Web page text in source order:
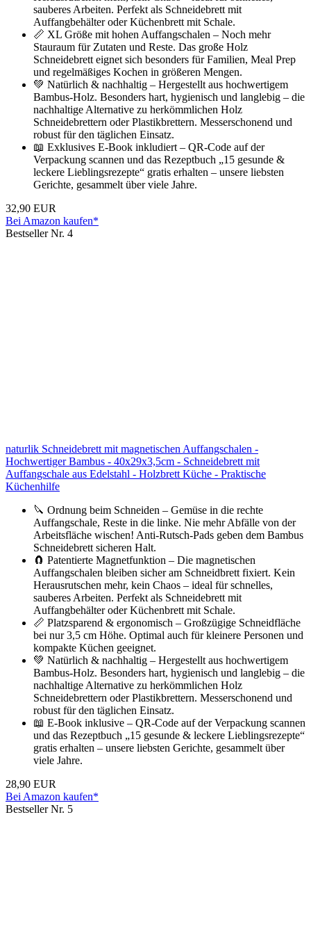
sauberes Arbeiten. Perfekt als Schneidebrett mit
Auffangbehälter oder Küchenbrett mit Schale.
📏 XL Größe mit hohen Auffangschalen – Noch mehr
Stauraum für Zutaten und Reste. Das große Holz
Schneidebrett eignet sich besonders für Familien, Meal Prep
und regelmäßiges Kochen in größeren Mengen.
💚 Natürlich & nachhaltig – Hergestellt aus hochwertigem
Bambus-Holz. Besonders hart, hygienisch und langlebig – die
nachhaltige Alternative zu herkömmlichen Holz
Schneidebrettern oder Plastikbrettern. Messerschonend und
robust für den täglichen Einsatz.
📖 Exklusives E-Book inkludiert – QR-Code auf der
Verpackung scannen und das Rezeptbuch „15 gesunde &
leckere Lieblingsrezepte“ gratis erhalten – unsere liebsten
Gerichte, gesammelt über viele Jahre.
32,90 EUR
Bei Amazon kaufen*
Bestseller Nr. 4
naturlik Schneidebrett mit magnetischen Auffangschalen -
Hochwertiger Bambus - 40x29x3,5cm - Schneidebrett mit
Auffangschale aus Edelstahl - Holzbrett Küche - Praktische
Küchenhilfe
🔪 Ordnung beim Schneiden – Gemüse in die rechte
Auffangschale, Reste in die linke. Nie mehr Abfälle von der
Arbeitsfläche wischen! Anti-Rutsch-Pads geben dem Bambus
Schneidebrett sicheren Halt.
🧲 Patentierte Magnetfunktion – Die magnetischen
Auffangschalen bleiben sicher am Schneidbrett fixiert. Kein
Herausrutschen mehr, kein Chaos – ideal für schnelles,
sauberes Arbeiten. Perfekt als Schneidebrett mit
Auffangbehälter oder Küchenbrett mit Schale.
📏 Platzsparend & ergonomisch – Großzügige Schneidfläche
bei nur 3,5 cm Höhe. Optimal auch für kleinere Personen und
kompakte Küchen geeignet.
💚 Natürlich & nachhaltig – Hergestellt aus hochwertigem
Bambus-Holz. Besonders hart, hygienisch und langlebig – die
nachhaltige Alternative zu herkömmlichen Holz
Schneidebrettern oder Plastikbrettern. Messerschonend und
robust für den täglichen Einsatz.
📖 E-Book inklusive – QR-Code auf der Verpackung scannen
und das Rezeptbuch „15 gesunde & leckere Lieblingsrezepte“
gratis erhalten – unsere liebsten Gerichte, gesammelt über
viele Jahre.
28,90 EUR
Bei Amazon kaufen*
Bestseller Nr. 5